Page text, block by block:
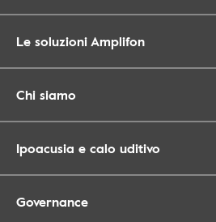
Le soluzioni Amplifon
Chi siamo
Ipoacusia e calo uditivo
Governance